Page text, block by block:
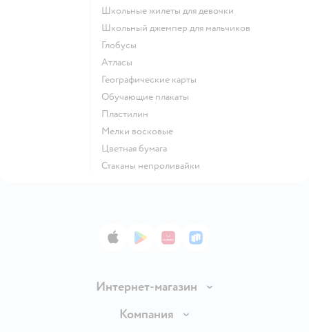
Школьные жилеты для девочки
Школьный джемпер для мальчиков
Глобусы
Атласы
Географические карты
Обучающие плакаты
Пластилин
Мелки восковые
Цветная бумага
Стаканы непроливайки
App StoreGoogle Play
AppGallery
RuStore
Интернет-магазин
Доставка и оплата
Компания